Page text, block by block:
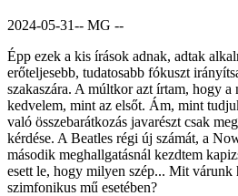
2024-05-31-- MG --
Épp ezek a kis írások adnak, adtak
erőteljesebb, tudatosabb fókuszt
szakaszára. A múltkor azt írtam, hogy
kedvelem, mint az elsőt. Ám, mint
való összebarátkozás javarészt csak
kérdése. A Beatles régi új számát, a
második meghallgatásnál kezdtem
esett le, hogy milyen szép... Mit várunk
szimfonikus mű esetében?